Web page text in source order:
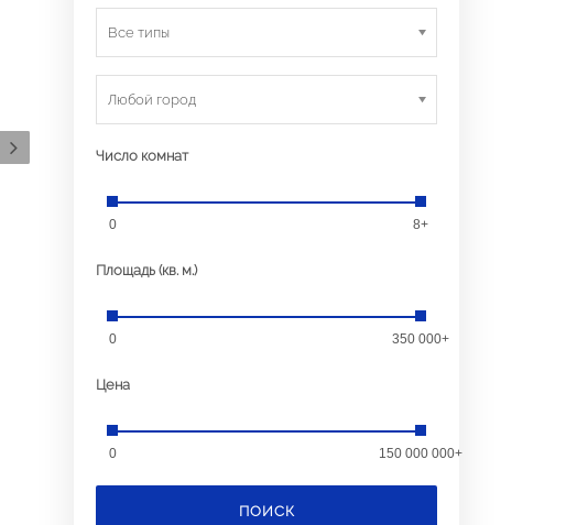
Все типы
Любой город
Число комнат
0 8+
Площадь (кв. м.)
0 350 000+
Цена
0 150 000 000+
ПОИСК